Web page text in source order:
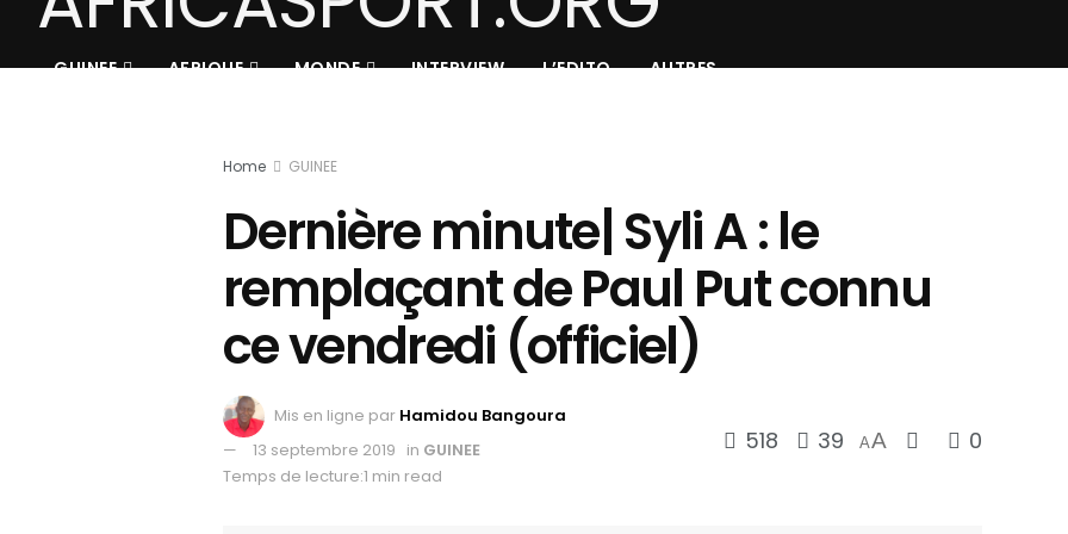
GUINEE AFRIQUE MONDE INTERVIEW L’EDITO AUTRES
Home GUINEE
Dernière minute| Syli A : le
remplaçant de Paul Put connu
ce vendredi (officiel)
Mis en ligne par Hamidou Bangoura
13 septembre 2019 in GUINEE
Temps de lecture:1 min read
518 39 AA 0